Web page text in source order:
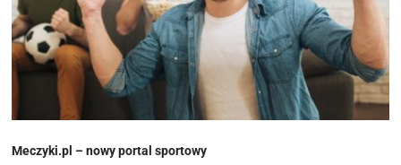
Meczyki.pl – nowy portal sportowy